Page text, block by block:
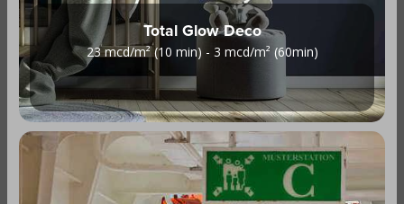
Total Glow Deco
23 mcd/m² (10 min) - 3 mcd/m² (60min)